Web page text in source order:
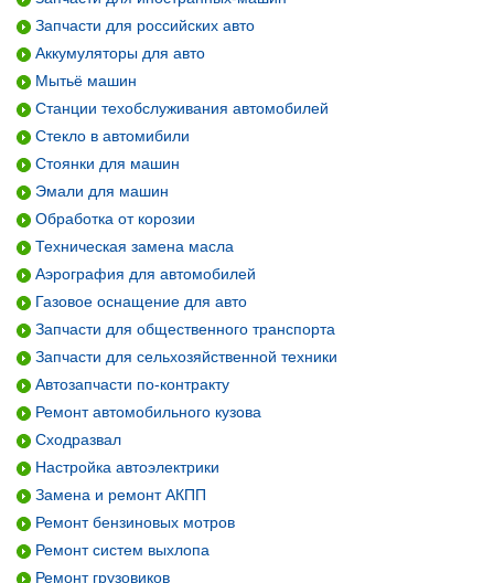
Запчасти для российских авто
Аккумуляторы для авто
Мытьё машин
Станции техобслуживания автомобилей
Стекло в автомибили
Стоянки для машин
Эмали для машин
Обработка от корозии
Техническая замена масла
Аэрография для автомобилей
Газовое оснащение для авто
Запчасти для общественного транспорта
Запчасти для сельхозяйственной техники
Автозапчасти по-контракту
Ремонт автомобильного кузова
Сходразвал
Настройка автоэлектрики
Замена и ремонт АКПП
Ремонт бензиновых мотров
Ремонт систем выхлопа
Ремонт грузовиков